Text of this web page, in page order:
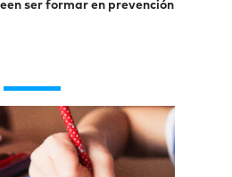
ser formar en prevención